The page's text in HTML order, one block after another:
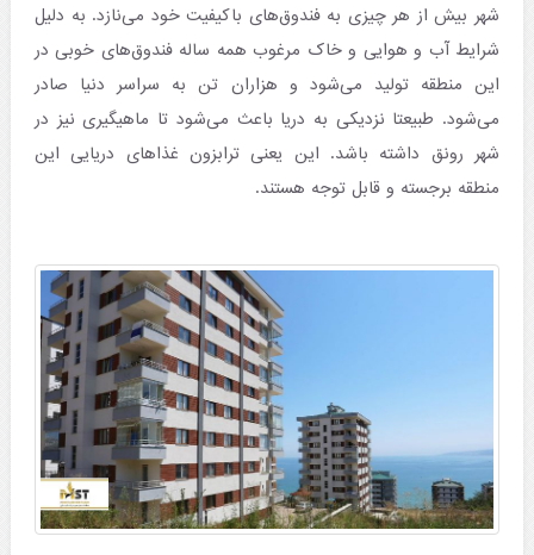
شهر بیش از هر چیزی به فندوق‌های باکیفیت خود می‌نازد. به دلیل
شرایط آب و هوایی و خاک مرغوب همه ساله فندوق‌های خوبی در
این منطقه تولید می‌شود و هزاران تن به سراسر دنیا صادر
می‌شود. طبیعتا نزدیکی به دریا باعث می‌شود تا ماهیگیری نیز در
شهر رونق داشته باشد. این یعنی ترابزون غذاهای دریایی این
منطقه برجسته و قابل توجه هستند.